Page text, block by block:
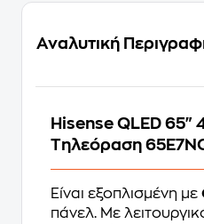
Αναλυτική
Hisense QLED 65"
Τηλεόραση
Είναι εξοπλισμένη με
πάνελ. Με